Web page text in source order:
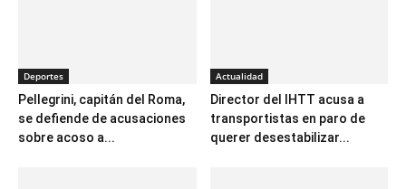
Deportes
Pellegrini, capitán del Roma,
se defiende de acusaciones
sobre acoso a...
Actualidad
Director del IHTT acusa a
transportistas en paro de
querer desestabilizar...